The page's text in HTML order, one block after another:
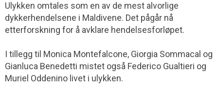
Ulykken omtales som en av de mest alvorlige
dykkerhendelsene i Maldivene. Det pågår nå
etterforskning for å avklare hendelsesforløpet.
I tillegg til Monica Montefalcone, Giorgia Sommacal og
Gianluca Benedetti mistet også Federico Gualtieri og
Muriel Oddenino livet i ulykken.